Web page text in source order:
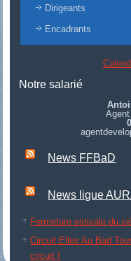
Dirigeants
Encadrants
Notre salarié
News FFBaD
News ligue
Fermeture estivale du
Circuit Elles Au Bad
circuit !